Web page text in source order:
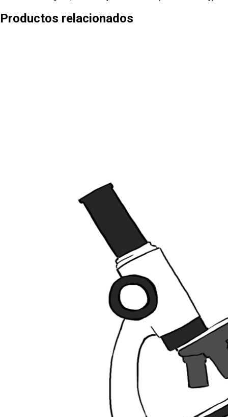
Productos relacionados